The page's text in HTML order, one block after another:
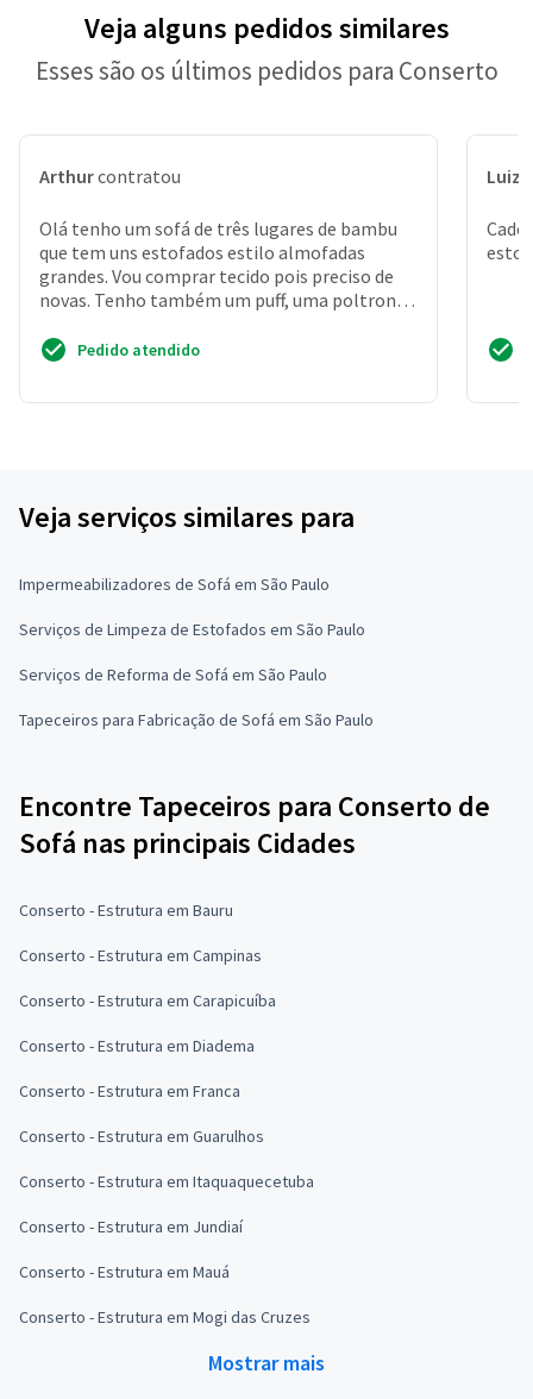
Veja alguns pedidos similares
Esses são os últimos pedidos para Conserto
Arthurcontratou
Olá tenho um sofá de três lugares de bambu
que tem uns estofados estilo almofadas
grandes. Vou comprar tecido pois preciso de
novas. Tenho também um puff, uma poltrona
Pedido atendido
Luiz
Veja serviços similares para
Impermeabilizadores de Sofá em São Paulo
Serviços de Limpeza de Estofados em São Paulo
Serviços de Reforma de Sofá em São Paulo
Tapeceiros para Fabricação de Sofá em São Paulo
Encontre Tapeceiros para Conserto de
Sofá nas principais Cidades
Conserto - Estrutura em Bauru
Conserto - Estrutura em Campinas
Conserto - Estrutura em Carapicuíba
Conserto - Estrutura em Diadema
Conserto - Estrutura em Franca
Conserto - Estrutura em Guarulhos
Conserto - Estrutura em Itaquaquecetuba
Conserto - Estrutura em Jundiaí
Conserto - Estrutura em Mauá
Conserto - Estrutura em Mogi das Cruzes
Mostrar mais